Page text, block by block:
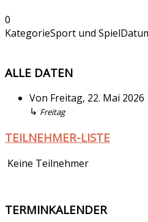
0
KategorieSport und Spiel
ALLE DATEN
Von Freitag, 22. Mai 2026
↳ Freitag
TEILNEHMER-LISTE
Keine Teilnehmer
TERMINKALENDER